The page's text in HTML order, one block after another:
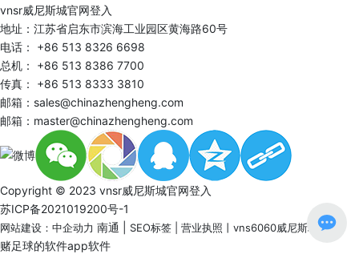
vnsr威尼斯城官网登入
地址：江苏省启东市滨海工业园区黄海路60号
电话： +86 513 8326 6698
总机： +86 513 8386 7700
传真： +86 513 8333 3810
邮箱： sales@chinazhengheng.com
邮箱： master@chinazhengheng.com
Copyright © 2023 vnsr威尼斯城官网登入
苏ICP备2021019200号-1
网站建设：中企动力 南通 SEO标签 营业执照 丨 vns6060威尼斯城官网
赌足球的软件app软件